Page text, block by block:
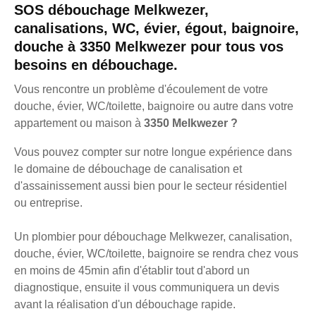
SOS débouchage Melkwezer,
canalisations, WC, évier, égout, baignoire,
douche à 3350 Melkwezer pour tous vos
besoins en débouchage.
Vous rencontre un problème d'écoulement de votre
douche, évier, WC/toilette, baignoire ou autre dans votre
appartement ou maison à 3350 Melkwezer ?
Vous pouvez compter sur notre longue expérience dans
le domaine de débouchage de canalisation et
d'assainissement aussi bien pour le secteur résidentiel
ou entreprise.
Un plombier pour débouchage Melkwezer, canalisation,
douche, évier, WC/toilette, baignoire se rendra chez vous
en moins de 45min afin d'établir tout d'abord un
diagnostique, ensuite il vous communiquera un devis
avant la réalisation d'un débouchage rapide.